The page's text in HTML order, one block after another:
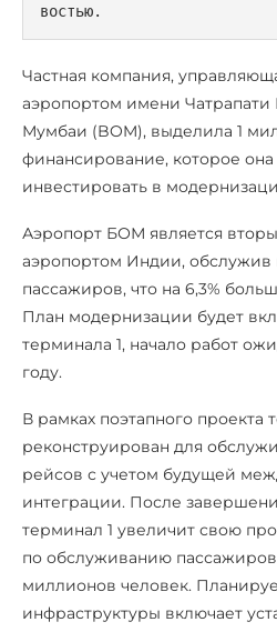
востью.
Частная компания,
аэропортом имени
Мумбаи (BOM), выделила 1
финансирование, которое
инвестировать в
Аэропорт БОМ является
аэропортом Индии, обслужив
пассажиров, что на 6,3%
План модернизации будет
терминала 1, начало работ
году.
В рамках поэтапного проекта
реконструирован для
рейсов с учетом будущей
интеграции. После
терминал 1 увеличит свою
по обслуживанию пассажиров
миллионов человек.
инфраструктуры включает